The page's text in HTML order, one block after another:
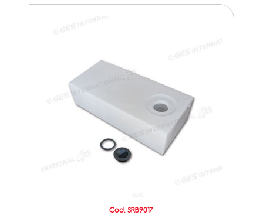
Cod. SRB9017